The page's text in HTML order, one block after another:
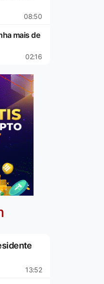
08:50
mais de
02:16
13:52